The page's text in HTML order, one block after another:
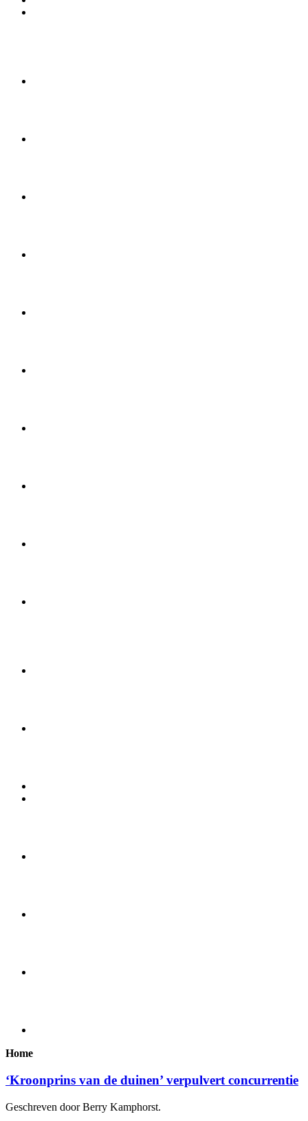
Home
‘Kroonprins van de duinen’ verpulvert concurrentie
Geschreven door Berry Kamphorst.